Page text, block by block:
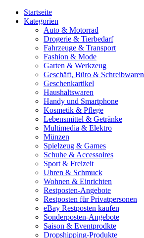
Startseite
Kategorien
Auto & Motorrad
Drogerie & Tierbedarf
Fahrzeuge & Transport
Fashion & Mode
Garten & Werkzeug
Geschäft, Büro & Schreibwaren
Geschenkartikel
Haushaltswaren
Handy und Smartphone
Kosmetik & Pflege
Lebensmittel & Getränke
Multimedia & Elektro
Münzen
Spielzeug & Games
Schuhe & Accessoires
Sport & Freizeit
Uhren & Schmuck
Wohnen & Einrichten
Restposten-Angebote
Restposten für Privatpersonen
eBay Restposten kaufen
Sonderposten-Angebote
Saison & Eventprodkte
Dropshipping-Produkte